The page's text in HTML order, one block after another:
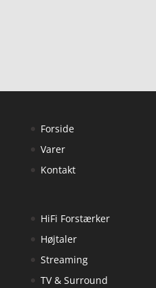
Forside
Varer
Kontakt
HiFi Forstærker
Højtaler
Streaming
TV & Surround